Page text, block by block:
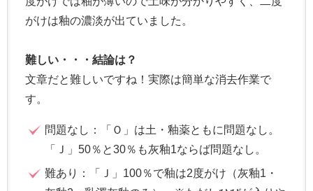
がけは釉の濃淡が出ていました。
難しい・・・結論は？
文章だと難しいですね！実際は簡単な消去作業で
す。
問題なし：「Ｏ」は土・釉薬ともに問題なし。
「Ｊ」50％と30％も灰釉1ならば問題なし。
難あり：「Ｊ」100％で釉は2度がけ（灰釉1・